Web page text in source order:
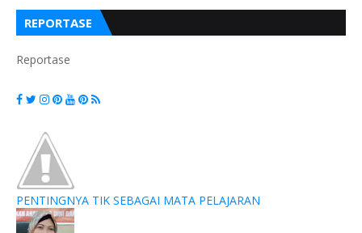
REPORTASE
Reportase
PENTINGNYA TIK SEBAGAI MATA PELAJARAN